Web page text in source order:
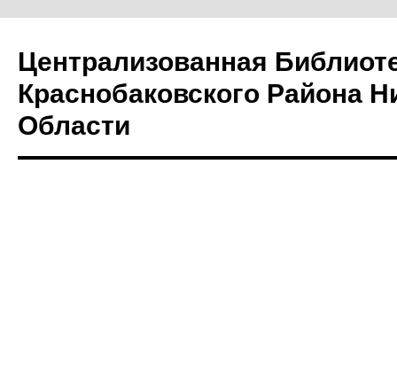
Централизованная
Краснобаковского Района
Области